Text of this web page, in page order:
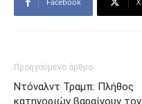
Προηγούμενο άρθρο
Ντόναλντ Τραμπ: Πλήθος
κατηγοριών βαραίνουν τον